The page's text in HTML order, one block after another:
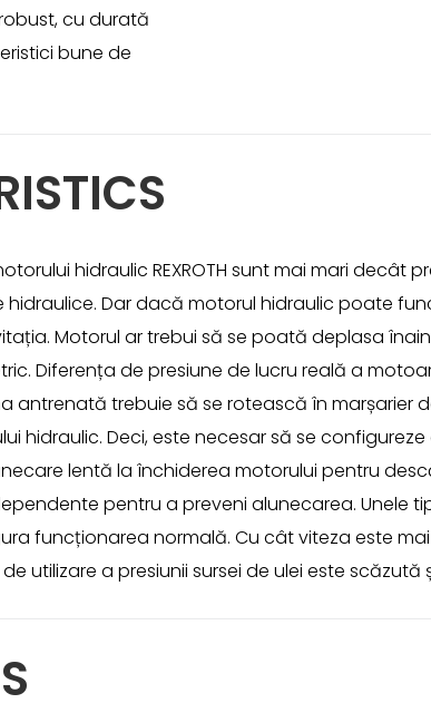
cu durată
bune de
hidraulic REXROTH sunt mai mari
Dar dacă motorul hidraulic poate
Motorul ar trebui să se poată deplasa
Diferența de presiune de lucru reală a
antrenată trebuie să se rotească în marșarier
hidraulic. Deci, este necesar să se
lentă la închiderea motorului pentru
pentru a preveni alunecarea. Unele
funcționarea normală. Cu cât viteza este
utilizare a presiunii sursei de ulei este scăzută